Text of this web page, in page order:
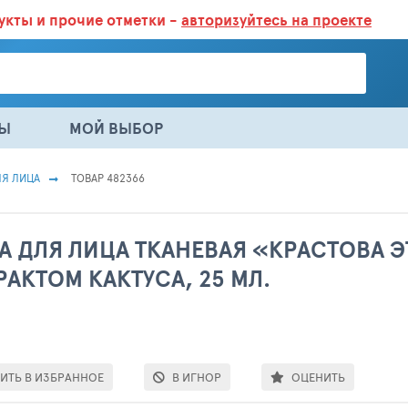
БОЛЬШЕ 100 000 ТОВАРОВ. ЕЖЕДНЕВНОЕ ОБНОВЛЕНИЕ
и прочие отметки - авторизуйтесь на проекте
МОЙ ВЫБОР
ЛИЦА ТОВАР 482366
ДЛЯ ЛИЦА ТКАНЕВАЯ «КРАСТОВА
КАКТУСА, 25 МЛ.
В ИЗБРАННОЕ В ИГНОР ОЦЕНИТЬ